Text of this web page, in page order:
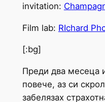
invitation:
Film lab: RIchard
[:bg]
Преди два месеца
повече, аз си
забелязах